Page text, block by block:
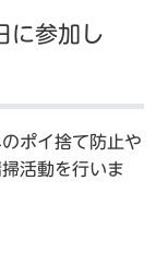
に参加し
ポイ捨て防止や
活動を行いま